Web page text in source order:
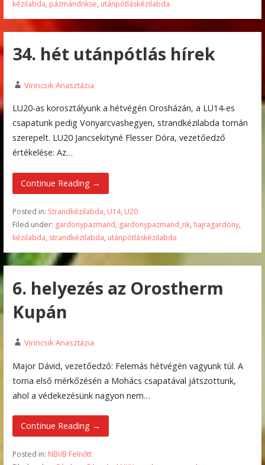
kézilabda, pázmándnkse, utánpótláskézilabda
34. hét utánpótlás hírek
Virincsik Anasztázia
LU20-as korosztályunk a hétvégén Orosházán, a LU14-es
csapatunk pedig Vonyarcvashegyen, strandkézilabda tornán
szerepelt. LU20 Jancsekityné Flesser Dóra, vezetőedző
értékelése: Az…
Continue Reading →
Posted in: Strandkézilabda, U14, U20
Filed under: gardonypazmand, gardonypazmand_nk, hajragardony,
kézilabda, strandkézilabda, utánpótláskézilabda
6. helyezés az Orostherm
Kupán
Virincsik Anasztázia
Major Dávid, vezetőedző: Felemás hétvégén vagyunk túl. A
torna első mérkőzésén a Mohács csapatával játszottunk,
ahol a védekezésünk nagyon nem…
Continue Reading →
Posted in: NBI/B Felnőtt